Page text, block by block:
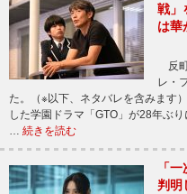
戦」
は華
反
レ・
た。（※以下、ネタバレを含みま
した学園ドラマ「GTO」が28年ぶ
… 続きを読む
「
判明